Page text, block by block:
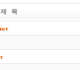
제 목